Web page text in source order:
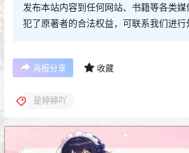
发布本站内容到任何网站、书籍等各类
犯了原著者的合法权益，可联系我们进行
海报分享 收藏
是婷婷吖